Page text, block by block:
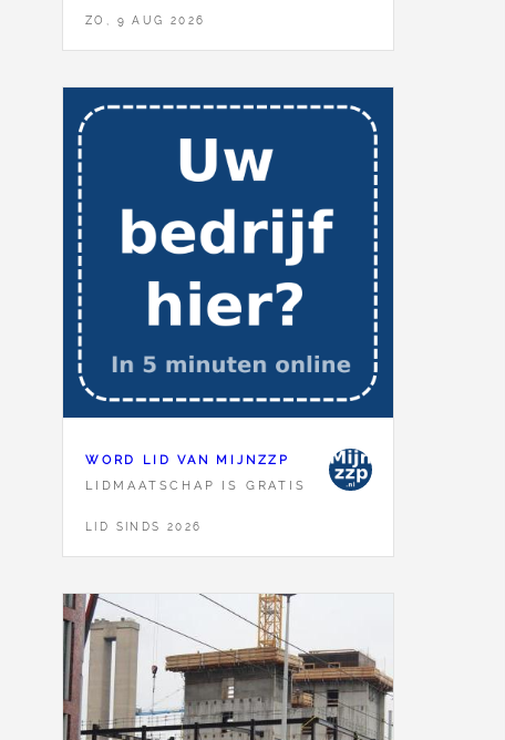
ZO, 9 AUG 2026
WORD LID VAN MIJNZZP
LIDMAATSCHAP IS GRATIS
LID SINDS 2026